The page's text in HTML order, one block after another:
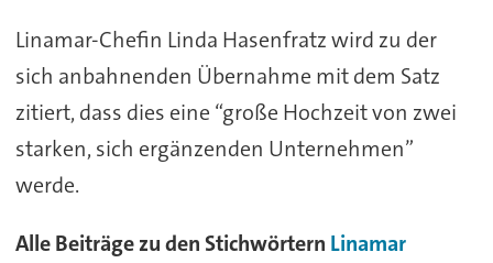
Linamar-Chefin Linda Hasenfratz wird zu der
sich anbahnenden Übernahme mit dem Satz
zitiert, dass dies eine “große Hochzeit von zwei
starken, sich ergänzenden Unternehmen”
werde.
Alle Beiträge zu den Stichwörtern Linamar